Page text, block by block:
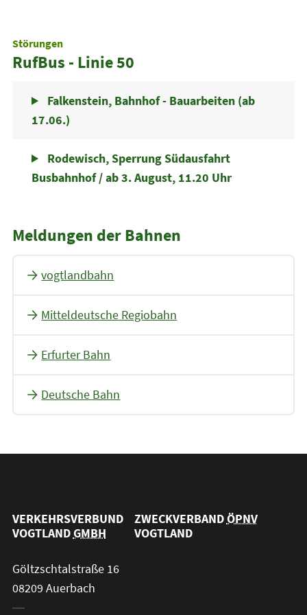
Störungen
RufBus - Linie 50
Falkenstein, Bahnhof - Bauarbeiten (ab
17.06.)
Rodewisch, Sperrung Südausfahrt
Busbahnhof / ab 3. August, 11.20 Uhr
Meldungen der Bahnen
vogtlandbahn
Mitteldeutsche Regiobahn
Erfurter Bahn
Deutsche Bahn
VERKEHRSVERBUND
VOGTLANDGMBH
ZWECKVERBANDÖPNV
VOGTLAND
Göltzschtalstraße 16
08209 Auerbach